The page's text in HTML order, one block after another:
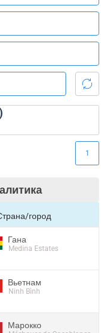
1
город
Гана
Medina Estates
Вьетнам
Ninh Bình
Марокко